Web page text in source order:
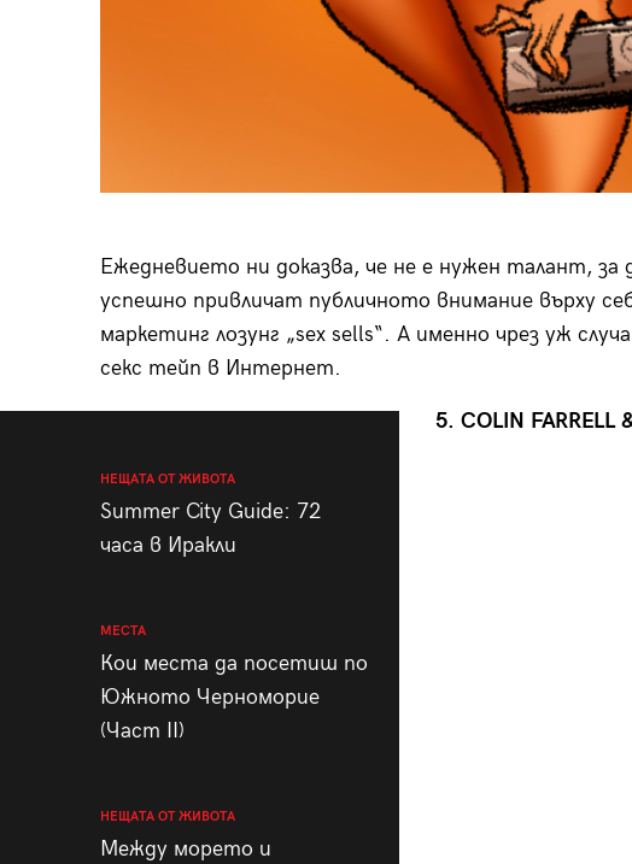
Ежедневието ни доказва, че не е нужен талант,
успешно привличат публичното внимание върху
маркетинг лозунг „sex sells“. А именно чрез уж
секс тейп в Интернет.
НЕЩАТА ОТ ЖИВОТА
Summer City Guide: 72
часа в Иракли
МЕСТА
Кои места да посетиш по
Южното Черноморие
(Част II)
НЕЩАТА ОТ ЖИВОТА
Между морето и
5. COLIN FARRELL